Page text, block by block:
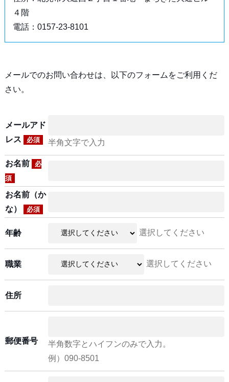
４階
電話：0157-23-8101
メールでのお問い合わせは、以下のフォームをご利用くだ
さい。
メールアド
レス
必須 半角文字で入力
お名前
必
須
お名前（か
な）
必須
年齢 選択してください
職業 選択してください
住所
郵便番号
半角数字とハイフンのみで入力。
例）090-8501